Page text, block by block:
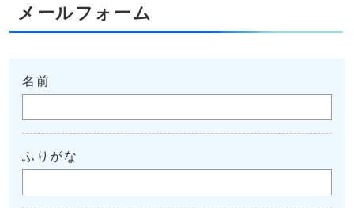
メールフォーム
名前
ふりがな